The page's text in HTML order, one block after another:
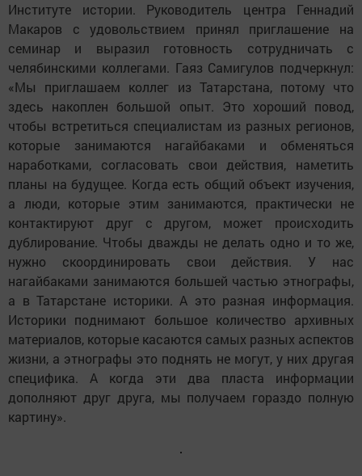
Институте истории. Руководитель центра Геннадий
Макаров с удовольствием принял приглашение на
семинар и выразил готовность сотрудничать с
челябинскими коллегами. Гаяз Самигулов подчеркнул:
«Мы приглашаем коллег из Татарстана, потому что
здесь накоплен большой опыт. Это хороший повод,
чтобы встретиться специалистам из разных регионов,
которые занимаются нагайбаками и обменяться
наработками, согласовать свои действия, наметить
планы на будущее. Когда есть общий объект изучения,
а люди, которые этим занимаются, практически не
контактируют друг с другом, может происходить
дублирование. Чтобы дважды не делать одно и то же,
нужно скоординировать свои действия. У нас
нагайбаками занимаются большей частью этнографы,
а в Татарстане историки. А это разная информация.
Историки поднимают большое количество архивных
материалов, которые касаются самых разных аспектов
жизни, а этнографы это поднять не могут, у них другая
специфика. А когда эти два пласта информации
дополняют друг друга, мы получаем гораздо полную
картину».